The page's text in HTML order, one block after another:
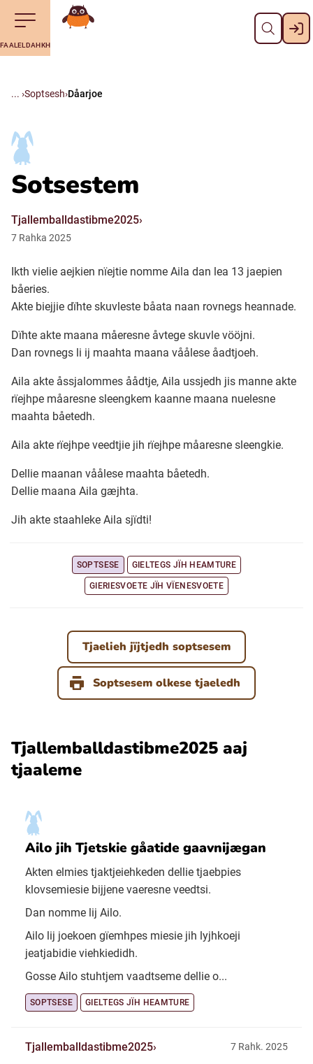
Till navigering av sidans innehåll
Till övergripande innehåll för webbplatsen Dahph
Svenska
Suomi (Finska)
Julevsámegiella (Lulesamiska)
Åarjelsaemiengïele (Sydsamiska)
Bidumsámegiella (Pitesamiska)
Ubmejesámiengiälla (Umesamiska)
Kaale (Romska)
Resanderomani (Romska)
Kelderash (Romska)
Lovari (Romska)
FAALELDAHKH
Aalkoebealan
Soptsesh Dåarjoe
Sotsestem
Tjallemballdastibme2025
7 Rahka 2025
Ikth vielie aejkien nïejtie nomme Aila dan lea 13 jaepien
båeries.
Akte biejjie dïhte skuvleste båata naan rovnegs heannade.
Dïhte akte maana måeresne åvtege skuvle vööjni.
Dan rovnegs li ij maahta maana våålese åadtjoeh.
Aila akte åssjalommes åådtje, Aila ussjedh jis manne akte
rïejhpe måaresne sleengkem kaanne maana nuelesne
maahta båetedh.
Aila akte rïejhpe veedtjie jih rïejhpe måaresne sleengkie.
Dellie maanan våålese maahta båetedh.
Dellie maana Aila gæjhta.
Jih akte staahleke Aila sjïdti!
SOPTSESE GIELTEGS JÏH HEAMTURE
GIERIESVOETE JÏH VÏENESVOETE
Tjaelieh jïjtjedh soptsesem
Soptsesem olkese tjaeledh
Tjallemballdastibme2025 aaj
tjaaleme
Ailo jih Tjetskie gåatide gaavnijægan
Akten elmies tjaktjeiehkeden dellie tjaebpies
klovsemiesie bijjene vaeresne veedtsi.
Dan nomme lij Ailo.
Ailo lij joekoen gïemhpes miesie jih lyjhkoeji
jeatjabidie viehkiedidh.
Gosse Ailo stuhtjem vaadtseme dellie o...
SOPTSESE GIELTEGS JÏH HEAMTURE
Tjallemballdastibme2025 7 Rahk. 2025